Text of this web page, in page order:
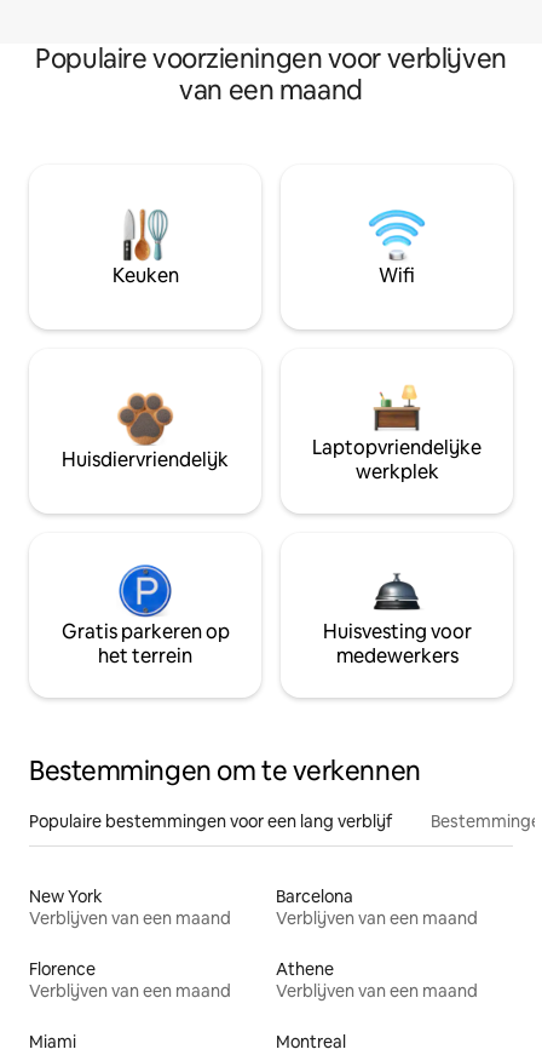
Populaire voorzieningen voor verblijven
van een maand
Keuken Wifi
Huisdiervriendelijk
Laptopvriendelijke
werkplek
Gratis parkeren op
het terrein
Huisvesting voor
medewerkers
Bestemmingen om te verkennen
Populaire bestemmingen voor een lang verblijf
New York
Verblijven van een maand
Barcelona
Verblijven van een maand
Florence
Verblijven van een maand
Athene
Verblijven van een maand
Miami
Montreal